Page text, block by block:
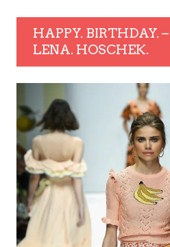
HAPPY. BIRTHDAY.
LENA. HOSCHEK.